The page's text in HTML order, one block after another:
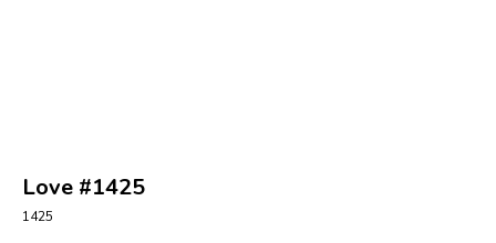
Love #1425
1425